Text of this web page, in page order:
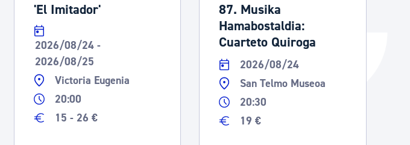
'El Imitador'
2026/08/24 -
2026/08/25
Victoria Eugenia
20:00
15 - 26 €
87. Musika
Hamabostaldia:
Cuarteto Quiroga
2026/08/24
San Telmo Museoa
20:30
19 €